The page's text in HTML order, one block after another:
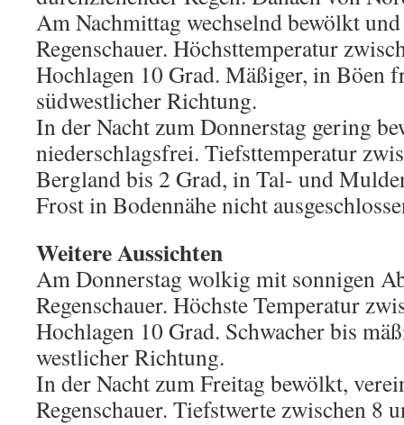
Am Nachmittag wechselnd bewölkt und
Regenschauer. Höchsttemperatur
Hochlagen 10 Grad. Mäßiger, in Böen
südwestlicher Richtung.
In der Nacht zum Donnerstag gering
niederschlagsfrei. Tiefsttemperatur
Bergland bis 2 Grad, in Tal- und
Frost in Bodennähe nicht
Weitere Aussichten
Am Donnerstag wolkig mit sonnigen
Regenschauer. Höchste Temperatur
Hochlagen 10 Grad. Schwacher bis
westlicher Richtung.
In der Nacht zum Freitag bewölkt,
Regenschauer. Tiefstwerte zwischen 8